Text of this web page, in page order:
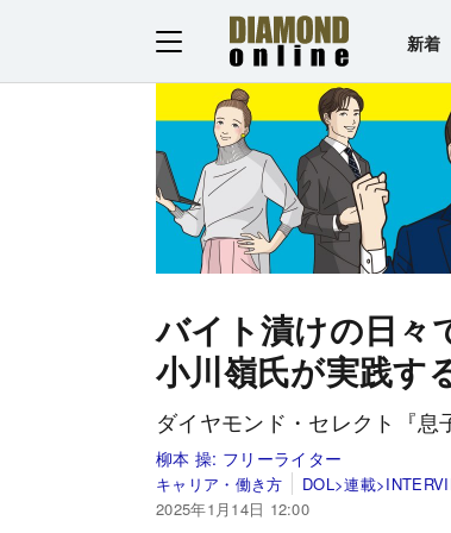
新着
バイト漬けの日々
小川嶺氏が実践す
ダイヤモンド・セレクト『
柳本 操: フリーライター
キャリア・働き方
DOL>連載
2025年1月14日 12:00